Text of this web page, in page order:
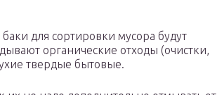
для сортировки мусора будут
органические отходы (очистки,
твердые бытовые.